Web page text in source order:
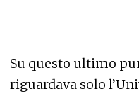
Su questo ultimo
riguardava solo